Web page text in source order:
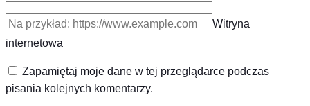
Witryna
internetowa
Zapamiętaj moje dane w tej przeglądarce podczas
pisania kolejnych komentarzy.